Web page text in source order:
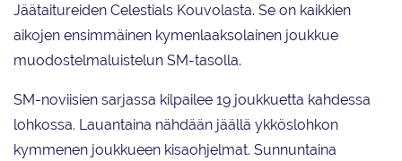
Jäätaitureiden Celestials Kouvolasta. Se on kaikkien
aikojen ensimmäinen kymenlaaksolainen joukkue
muodostelmaluistelun SM-tasolla.
SM-noviisien sarjassa kilpailee 19 joukkuetta kahdessa
lohkossa. Lauantaina nähdään jäällä ykköslohkon
kymmenen joukkueen kisaohjelmat. Sunnuntaina